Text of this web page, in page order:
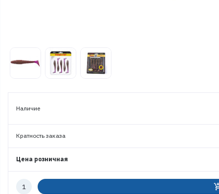
Наличие
Кратность заказа
Цена розничная
Количество